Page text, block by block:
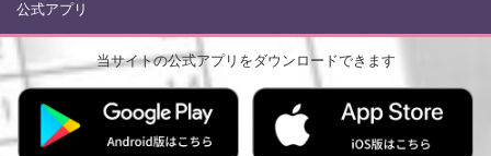
公式アプリ
当サイトの公式アプリをダウンロードできます